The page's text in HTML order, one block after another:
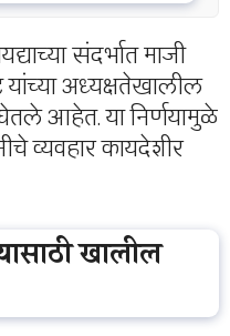
संदर्भात माजी
यांच्या अध्यक्षतेखालील
घेतले आहेत. या निर्णयामुळे
व्यवहार कायदेशीर
खालील